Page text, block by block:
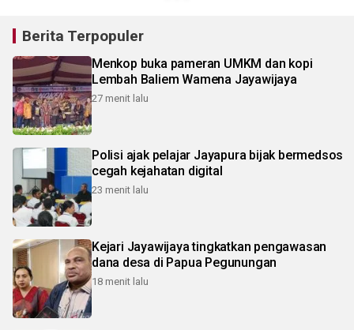
Berita Terpopuler
Menkop buka pameran UMKM dan kopi
Lembah Baliem Wamena Jayawijaya
27 menit lalu
Polisi ajak pelajar Jayapura bijak bermedsos
cegah kejahatan digital
23 menit lalu
Kejari Jayawijaya tingkatkan pengawasan
dana desa di Papua Pegunungan
18 menit lalu